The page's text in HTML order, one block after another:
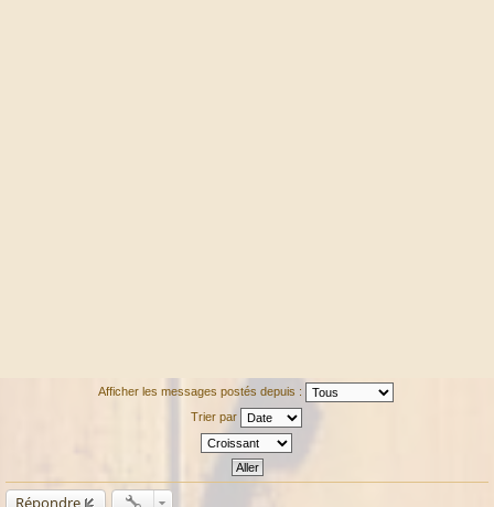
Afficher les messages postés depuis :
Trier par
Répondre